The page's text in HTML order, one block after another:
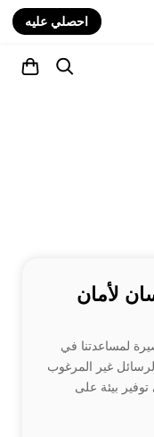
احصلي عليه
لأمان
لمساعدتنا في
غير المرغوب
بيئة على